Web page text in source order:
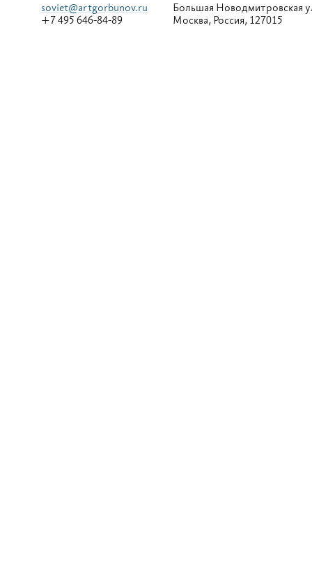
soviet@artgorbunov.ru
+7 495 646-84-89
Большая Новодмитровская
Москва, Россия, 127015